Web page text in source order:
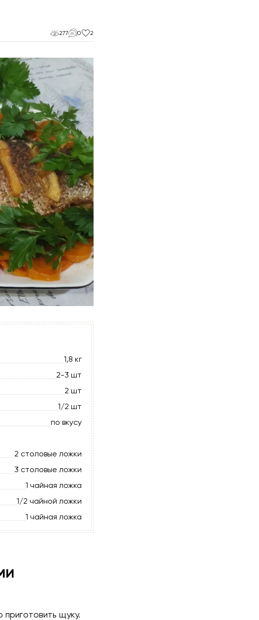
277 0 2
1,8 кг
2-3 шт
2 шт
1/2 шт
по вкусу
2 столовые ложки
3 столовые ложки
1 чайная ложка
1/2 чайной ложки
1 чайная ложка
щуку.